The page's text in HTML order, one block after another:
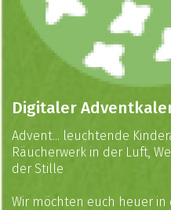
Digitaler
Advent... leuchtende
Räucherwerk in der Luft,
der Stille⁠
Wir möchten euch heuer in